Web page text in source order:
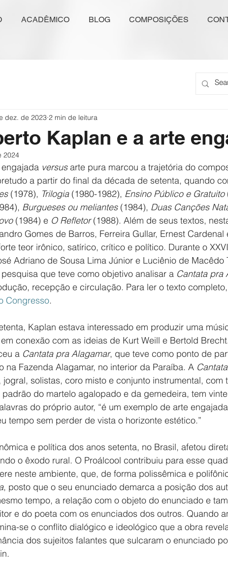
ACADÊMICO BLOG COMPOSIÇÕES
Kaplan e a arte
dez. de 2023 2 min de leitura
2024
versus arte pura marcou a trajetória do
a partir do final da década de setenta, quando
(1978), Trilogia (1980-1982), Ensino Público e Gratuito
Burgueses ou meliantes (1984), Duas Canções
(1984) e O Refletor (1988). Além de seus textos,
Gomes de Barros, Ferreira Gullar, Ernest Cardenal
teor irônico, satírico, crítico e político. Durante o
Adriano de Sousa Lima Júnior e Luciênio de Macêdo
que teve como objetivo analisar a Cantata pra
recepção e circulação. Para ler o texto
Congresso.
Kaplan estava interessado em produzir uma
conexão com as ideias de Kurt Weill e Bertold
a Cantata pra Alagamar, que teve como ponto de
na Fazenda Alagamar, no interior da Paraíba. A Cantata
jogral, solistas, coro misto e conjunto instrumental, com
padrão do martelo agalopado e da gemedeira, tem
do próprio autor, “é um exemplo de arte
tempo sem perder de vista o horizonte estético.”
e política dos anos setenta, no Brasil, afetou
o êxodo rural. O Proálcool contribuiu para esse
neste ambiente, que, de forma polissêmica e
, posto que o seu enunciado demarca a posição dos
tempo, a relação com o objeto do enunciado e
e do poeta com os enunciados dos outros. Quando
se o conflito dialógico e ideológico que a obra
dos sujeitos falantes que sulcaram o enunciado